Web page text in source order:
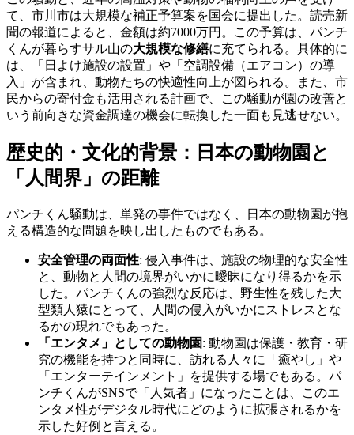
て、市川市は大規模な補正予算案を国会に提出した。読売新
聞の報道によると、金額は約7000万円。この予算は、パンチ
くんが暮らすサル山の大規模な修繕に充てられる。具体的に
は、「日よけ施設の設置」や「空調設備（エアコン）の導
入」が含まれ、動物たちの快適性向上が図られる。また、市
民からの寄付金も活用される計画で、この騒動が園の改善と
いう前向きな資金調達の機会に転換した一面も見逃せない。
歴史的・文化的背景：日本の動物園と
「人間界」の距離
パンチくん騒動は、単発の事件ではなく、日本の動物園が抱
える構造的な問題を映し出したものでもある。
安全管理の両面性: 侵入事件は、施設の物理的な安全性
と、動物と人間の境界がいかに曖昧になり得るかを示
した。パンチくんの強烈な反応は、野生性を残した大
型類人猿にとって、人間の侵入がいかにストレスとな
るかの現れでもあった。
「エンタメ」としての動物園: 動物園は保護・教育・研
究の機能を持つと同時に、訪れる人々に「癒やし」や
「エンターテインメント」を提供する場でもある。パ
ンチくんがSNSで「人気者」になったことは、このエ
ンタメ性がデジタル時代にどのように拡張されるかを
示した好例と言える。